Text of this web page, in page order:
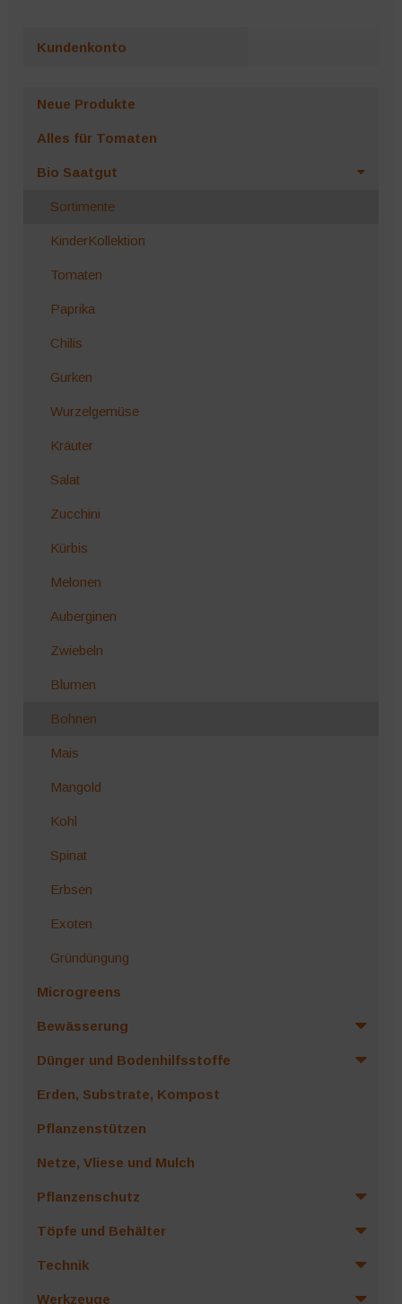
Kundenkonto
Neue Produkte
Alles für Tomaten
Bio Saatgut
Sortimente
KinderKollektion
Tomaten
Paprika
Chilis
Gurken
Wurzelgemüse
Kräuter
Salat
Zucchini
Kürbis
Melonen
Auberginen
Zwiebeln
Blumen
Bohnen
Mais
Mangold
Kohl
Spinat
Erbsen
Exoten
Gründüngung
Microgreens
Bewässerung
Dünger und Bodenhilfsstoffe
Erden, Substrate, Kompost
Pflanzenstützen
Netze, Vliese und Mulch
Pflanzenschutz
Töpfe und Behälter
Technik
Werkzeuge